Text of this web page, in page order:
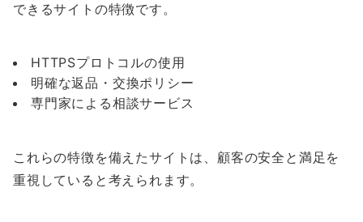
できるサイトの特徴です。
HTTPSプロトコルの使用
明確な返品・交換ポリシー
専門家による相談サービス
これらの特徴を備えたサイトは、顧客の安全と満足を
重視していると考えられます。